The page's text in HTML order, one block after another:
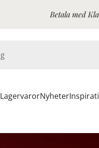
Betala med
LagervarorNyheter